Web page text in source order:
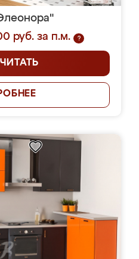
руб. за п.м.
?